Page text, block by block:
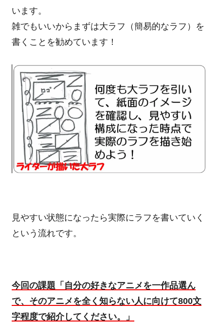
います。
雑でもいいからまずは大ラフ（簡易的なラフ）を
書くことを勧めています！
見やすい状態になったら実際にラフを書いていく
という流れです。
今回の課題「自分の好きなアニメを一作品選ん
で、そのアニメを全く知らない人に向けて800文
字程度で紹介してください。」